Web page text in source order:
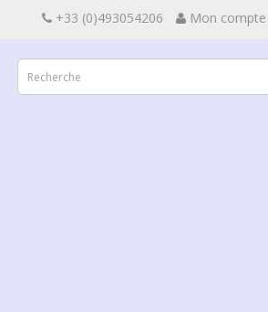
+33 (0)493054206 Mon compte